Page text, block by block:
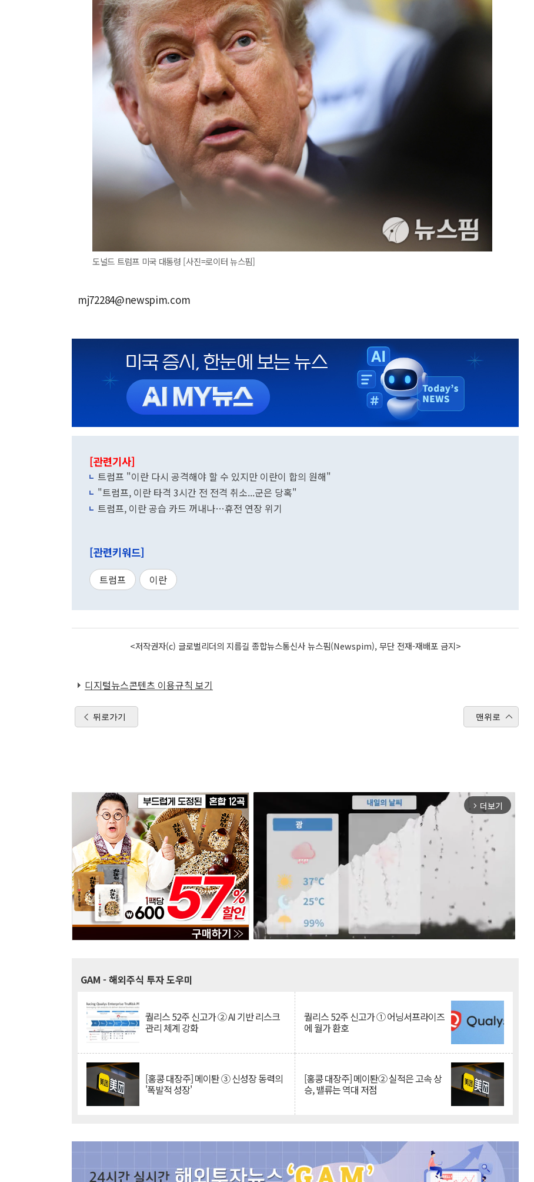
도널드 트럼프 미국 대통령 [사진=로이터 뉴스핌]
mj72284@newspim.com
[관련기사]
트럼프 "이란 다시 공격해야 할 수 있지만 이란이 합의 원해"
"트럼프, 이란 타격 3시간 전 전격 취소...군은 당혹"
트럼프, 이란 공습 카드 꺼내나…휴전 연장 위기
[관련키워드]
트럼프 이란
<저작권자(c) 글로벌리더의 지름길 종합뉴스통신사 뉴스핌(Newspim), 무단 전재-재배포 금지>
디지털뉴스콘텐츠 이용규칙 보기
뒤로가기 맨위로
arrow_forward_ios 더보기
GAM - 해외주식 투자 도우미
퀄리스 52주 신고가 ② AI 기반 리스크
관리 체계 강화
퀄리스 52주 신고가 ① 어닝서프라이즈
에 월가 환호
[홍콩 대장주] 메이퇀 ③ 신성장 동력의
'폭발적 성장'
[홍콩 대장주] 메이퇀② 실적은 고속 상
승, 밸류는 역대 저점